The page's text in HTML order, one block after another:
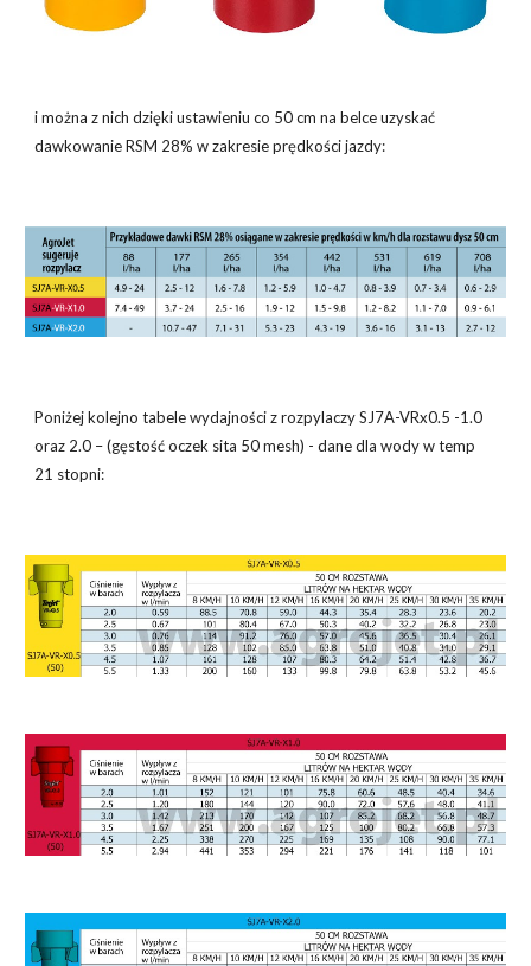
i można z nich dzięki ustawieniu co 50 cm na belce uzyskać
dawkowanie RSM 28% w zakresie prędkości jazdy:
Poniżej kolejno tabele wydajności z rozpylaczy SJ7A-VRx0.5 -1.0
oraz 2.0 – (gęstość oczek sita 50 mesh) - dane dla wody w temp
21 stopni: